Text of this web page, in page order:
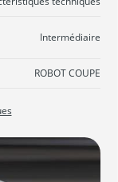
Intermédiaire
ROBOT COUPE